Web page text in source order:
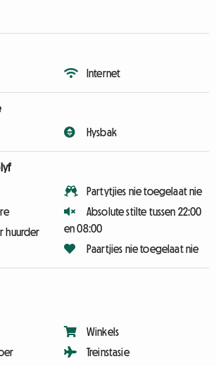
Internet
Hysbak
huurder
Partytjies nie toegelaat nie
Absolute stilte tussen 22:00
en 08:00
Paartjies nie toegelaat nie
Winkels
Treinstasie